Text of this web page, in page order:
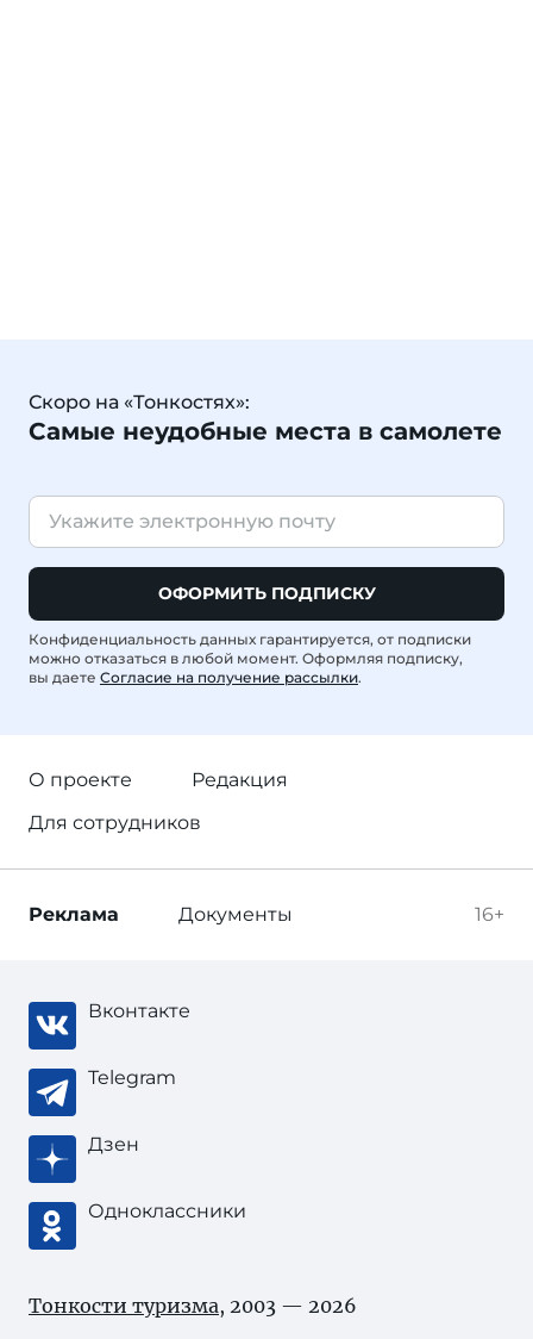
Скоро на «Тонкостях»:
Самые неудобные места в самолете
ОФОРМИТЬ ПОДПИСКУ
Конфиденциальность данных гарантируется, от подписки
можно отказаться в любой момент. Оформляя подписку,
вы даете Согласие на получение рассылки.
О проекте
Редакция
Для сотрудников
16+
Реклама Документы
Вконтакте
Telegram
Дзен
Одноклассники
Тонкости туризма, 2003 — 2026